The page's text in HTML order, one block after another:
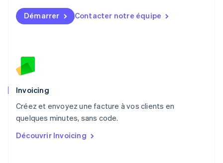
Démarrer Contacter notre équipe
Invoicing
Créez et envoyez une facture à vos clients en
quelques minutes, sans code.
Découvrir Invoicing
Malte
English
Mexique
English
Nouvelle-Zélande
Pays-Bas
Nederlands
Pologne
English
PortuguêsEnglish